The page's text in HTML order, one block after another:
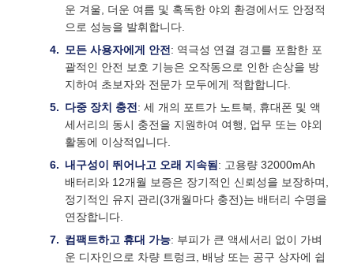
운 겨울, 더운 여름 및 혹독한 야외 환경에서도 안정적
으로 성능을 발휘합니다.
모든 사용자에게 안전 : 역극성 연결 경고를 포함한 포
괄적인 안전 보호 기능은 오작동으로 인한 손상을 방
지하여 초보자와 전문가 모두에게 적합합니다.
다중 장치 충전 : 세 개의 포트가 노트북, 휴대폰 및 액
세서리의 동시 충전을 지원하여 여행, 업무 또는 야외
활동에 이상적입니다.
내구성이 뛰어나고 오래 지속됨 : 고용량 32000mAh
배터리와 12개월 보증은 장기적인 신뢰성을 보장하며,
정기적인 유지 관리(3개월마다 충전)는 배터리 수명을
연장합니다.
컴팩트하고 휴대 가능: 부피가 큰 액세서리 없이 가벼
운 디자인으로 차량 트렁크, 배낭 또는 공구 상자에 쉽